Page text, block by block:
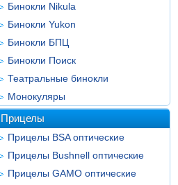
Бинокли Nikula
Бинокли Yukon
Бинокли БПЦ
Бинокли Поиск
Театральные бинокли
Монокуляры
Прицелы
Прицелы BSA оптические
Прицелы Bushnell оптические
Прицелы GAMO оптические